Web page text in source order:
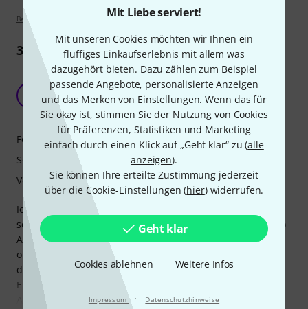
Mit Liebe serviert!
Mit unseren Cookies möchten wir Ihnen ein
fluffiges Einkaufserlebnis mit allem was
dazugehört bieten. Dazu zählen zum Beispiel
passende Angebote, personalisierte Anzeigen
und das Merken von Einstellungen. Wenn das für
Sie okay ist, stimmen Sie der Nutzung von Cookies
für Präferenzen, Statistiken und Marketing
einfach durch einen Klick auf „Geht klar“ zu (alle
anzeigen).
Sie können Ihre erteilte Zustimmung jederzeit
über die Cookie-Einstellungen (hier) widerrufen.
Geht klar
Cookies ablehnen Weitere Infos
Impressum · Datenschutzhinweise
Bewertungsrichtlinien
3Rezensionen
Ein gutes Klavier für sowohl Einsteiger als auch
Fortgeschrittene!
Jenny B. 09.03.2020
Ich nutze das Klavier privat bei mir zu Hause, ich spiele
schon viele Jahre Klavier, nun wurde es Zeit für ein Neues:)
Als das Instrument per Spedition geliefert wurde, kam es
ohne Schäden an. Die Mitarbeiter der Spedition waren
darüber hinaus sehr freundlich, gaben einige Tips und
Empfehlungen zur ersten Stimmung nach der
Aklimatisierung des Instruments. Das
Features
Sound
Verarbeitung